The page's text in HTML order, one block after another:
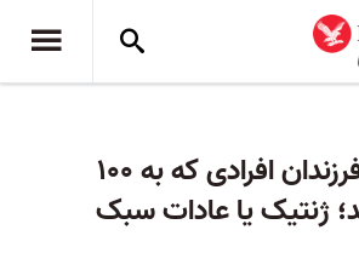
راز عمر طولانی فرزندان افرادی که به ۱۰۰
ژنتیک یا عادات سبک